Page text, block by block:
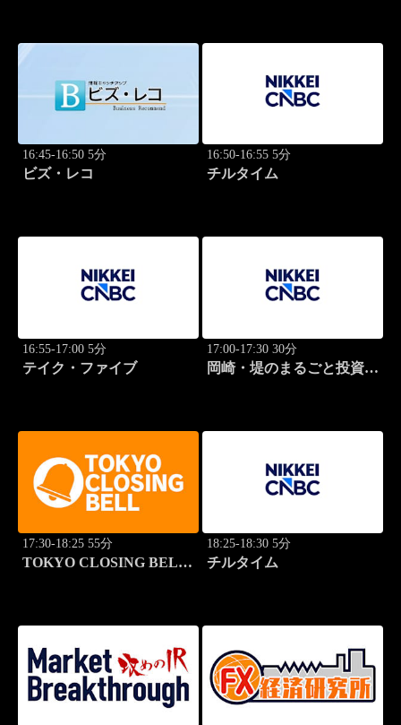
16:45-16:50 5分
ビズ・レコ
16:50-16:55 5分
チルタイム
16:55-17:00 5分
テイク・ファイブ
17:00-17:30 30分
岡崎・堤のまるごと投資道
17:30-18:25 55分
TOKYO CLOSING BELL
18:25-18:30 5分
チルタイム